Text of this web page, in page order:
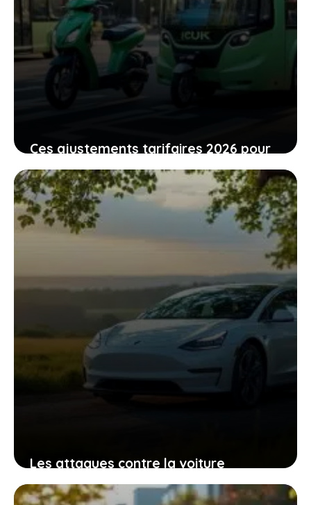
Ces ajustements tarifaires 2026 pour
la carte grise qui vont modifier votre
budget auto
10 février 2026
Les attaques contre la voiture
électrique : un moteur inattendu de